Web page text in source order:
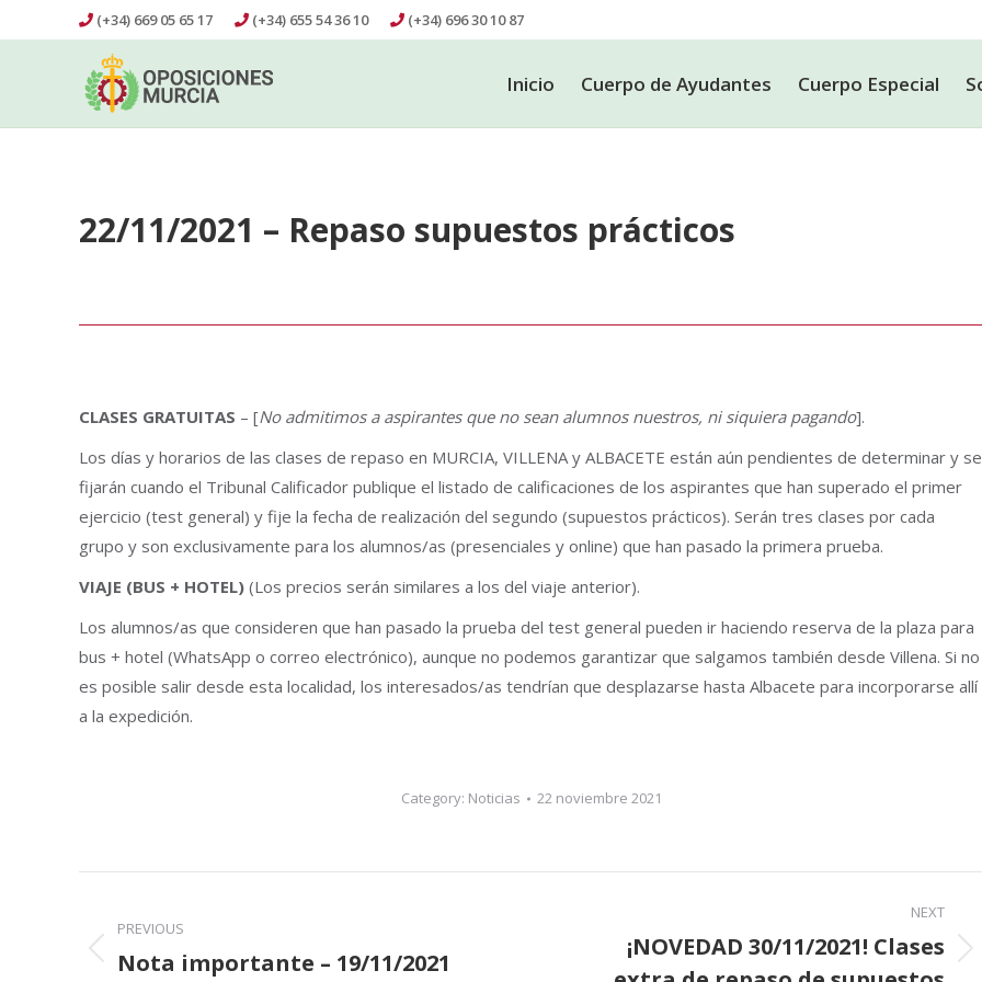
(+34) 669 05 65 17 (+34) 655 54 36 10 (+34) 696 30 10 87
Inicio Cuerpo de Ayudantes Cuerpo Especial
22/11/2021 – Repaso supuestos prácticos
CLASES GRATUITAS – [No admitimos a aspirantes que no sean alumnos nuestros, ni siquiera pagando].
Los días y horarios de las clases de repaso en MURCIA, VILLENA y ALBACETE están aún pendientes de determinar y se
fijarán cuando el Tribunal Calificador publique el listado de calificaciones de los aspirantes que han superado el primer
ejercicio (test general) y fije la fecha de realización del segundo (supuestos prácticos). Serán tres clases por cada
grupo y son exclusivamente para los alumnos/as (presenciales y online) que han pasado la primera prueba.
VIAJE (BUS + HOTEL) (Los precios serán similares a los del viaje anterior).
Los alumnos/as que consideren que han pasado la prueba del test general pueden ir haciendo reserva de la plaza para
bus + hotel (WhatsApp o correo electrónico), aunque no podemos garantizar que salgamos también desde Villena. Si no
es posible salir desde esta localidad, los interesados/as tendrían que desplazarse hasta Albacete para incorporarse allí
a la expedición.
Category: Noticias 22 noviembre 2021
navigation
PREVIOUS
Previous
Nota importante – 19/11/2021
NEXT
¡NOVEDAD 30/11/2021! Clases
Inicio